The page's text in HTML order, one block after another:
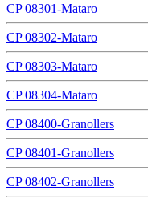
CP 08301-Mataro
CP 08302-Mataro
CP 08303-Mataro
CP 08304-Mataro
CP 08400-Granollers
CP 08401-Granollers
CP 08402-Granollers